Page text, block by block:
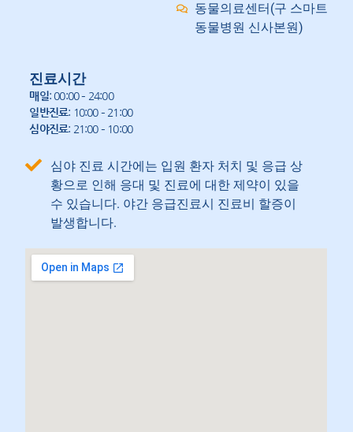
동물의료센터(구 스마트
동물병원 신사본원)
진료시간
매일: 00:00 – 24:00
일반진료: 10:00 – 21:00
심야진료: 21:00 – 10:00
심야 진료 시간에는 입원 환자 처치 및 응급 상
황으로 인해 응대 및 진료에 대한 제약이 있을
수 있습니다. 야간 응급진료시 진료비 할증이
발생합니다.